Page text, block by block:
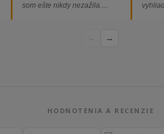
som ešte nikdy nezažila.
→
HODNOTENIA A RECENZIE